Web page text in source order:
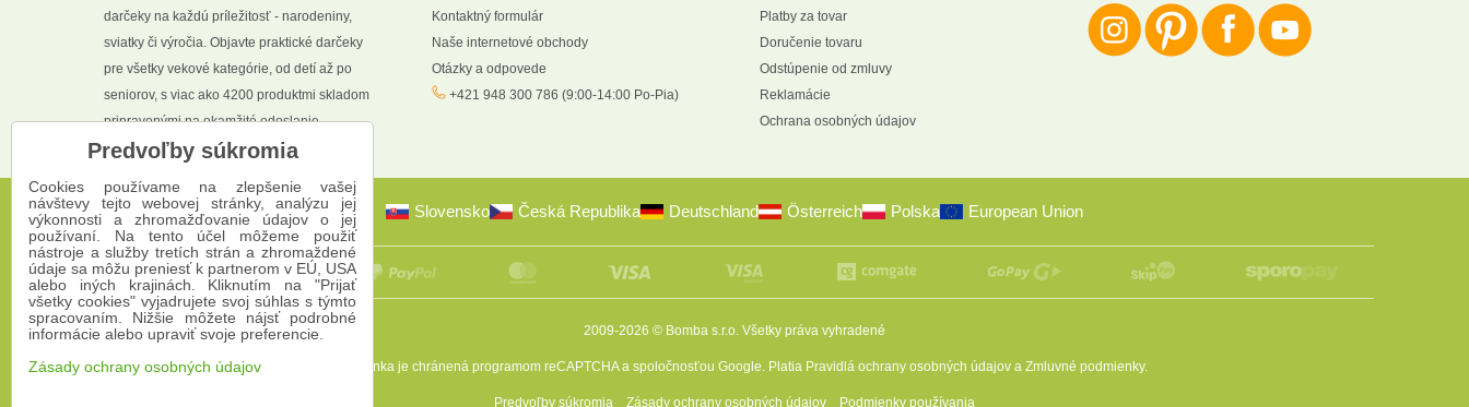
darčeky na každú príležitosť - narodeniny,
sviatky či výročia. Objavte praktické darčeky
pre všetky vekové kategórie, od detí až po
seniorov, s viac ako 4200 produktmi skladom
pripravenými na okamžité odoslanie.
Kontaktný formulár
Naše internetové obchody
Otázky a odpovede
+421 948 300 786 (9:00-14:00 Po-Pia)
Platby za tovar
Doručenie tovaru
Odstúpenie od zmluvy
Reklamácie
Ochrana osobných údajov
Slovensko Česká Republika Deutschland Österreich Polska European Union
2009-2026 © Bomba s.r.o. Všetky práva vyhradené
Táto stránka je chránená programom reCAPTCHA a spoločnosťou Google. Platia Pravidlá ochrany osobných údajov a Zmluvné podmienky.
Predvoľby súkromia Zásady ochrany osobných údajov Podmienky používania
Predvoľby súkromia
Cookies používame na zlepšenie vašej
návštevy tejto webovej stránky, analýzu jej
výkonnosti a zhromažďovanie údajov o jej
používaní. Na tento účel môžeme použiť
nástroje a služby tretích strán a zhromaždené
údaje sa môžu preniesť k partnerom v EÚ, USA
alebo iných krajinách. Kliknutím na "Prijať
všetky cookies" vyjadrujete svoj súhlas s týmto
spracovaním. Nižšie môžete nájsť podrobné
informácie alebo upraviť svoje preferencie.
Zásady ochrany osobných údajov